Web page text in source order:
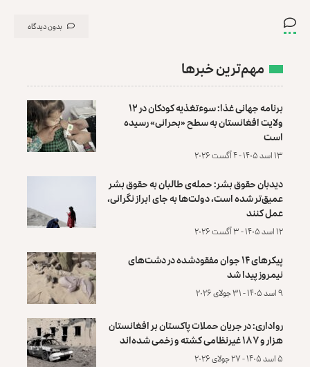
بدون دیدگاه
مهم‌ترین خبرها
برنامه جهانی غذا: سوءتغذیه کودکان در ۱۲
ولایت افغانستان به سطح «بحرانی» رسیده
است
۱۳ اسد ۱۴۰۵ - ۴ آگست ۲۰۲۶
دیدبان حقوق بشر: حمله‌ی طالبان به حقوق بشر
عمیق‌تر شده است، دولت‌ها به جای ابراز نگرانی،
عمل کنند
۱۲ اسد ۱۴۰۵ - ۳ آگست ۲۰۲۶
پیکرهای ۱۴ جوان مفقودشده در دشت‌های
نیمروز پیدا شد
۹ اسد ۱۴۰۵ - ۳۱ جولای ۲۰۲۶
رواداری: در جریان حملات پاکستان بر افغانستان
هزار و ۱۸۷ غیرنظامی کشته و زخمی شده‌اند
۵ اسد ۱۴۰۵ - ۲۷ جولای ۲۰۲۶